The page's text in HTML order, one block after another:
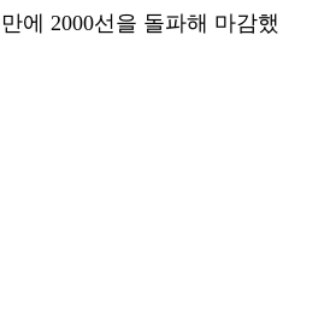
에 2000선을 돌파해 마감했